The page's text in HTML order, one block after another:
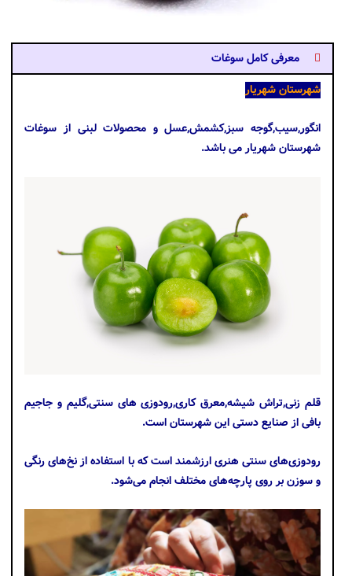
معرفی کامل سوغات
شهرستان شهریار
انگور,سیب,گوجه سبز,کشمش,عسل و محصولات لبنی از سوغات
شهرستان شهریار می باشد.
قلم زنی,تراش شیشه,معرق کاری,رودوزی های سنتی,گلیم و جاجیم
بافی از صنایع دستی این شهرستان است.
رودوزی‌های سنتی هنری ارزشمند است که با استفاده از نخ‌های رنگی
و سوزن بر روی پارچه‌های مختلف انجام می‌شود.